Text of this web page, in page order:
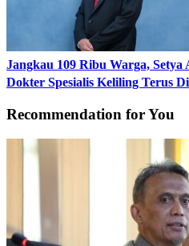
Jangkau 109 Ribu Warga,
Dokter Spesialis Keliling Terus
Recommendation for You